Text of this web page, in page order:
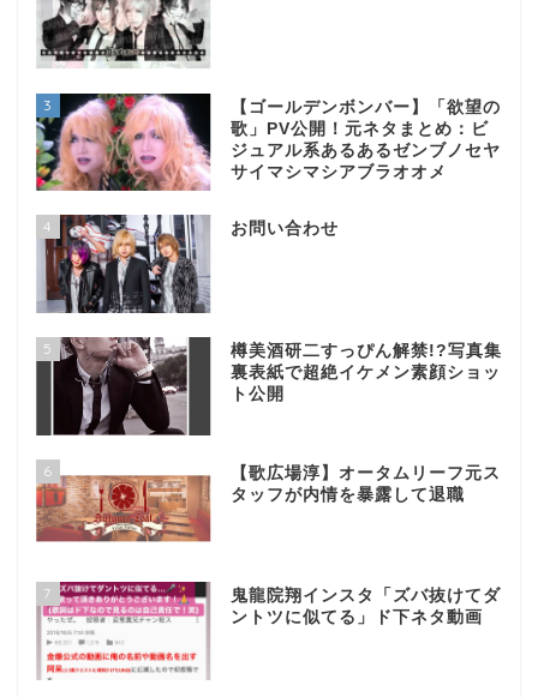
3
【ゴールデンボンバー】「欲望の
歌」PV公開！元ネタまとめ：ビ
ジュアル系あるあるゼンブノセヤ
サイマシマシアブラオオメ
4 お問い合わせ
5
樽美酒研二すっぴん解禁!?写真集
裏表紙で超絶イケメン素顔ショッ
ト公開
6
【歌広場淳】オータムリーフ元ス
タッフが内情を暴露して退職
7
鬼龍院翔インスタ「ズバ抜けてダ
ントツに似てる」ド下ネタ動画